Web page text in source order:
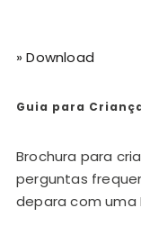
» Download
Guia para
Brochura para
perguntas
depara com uma